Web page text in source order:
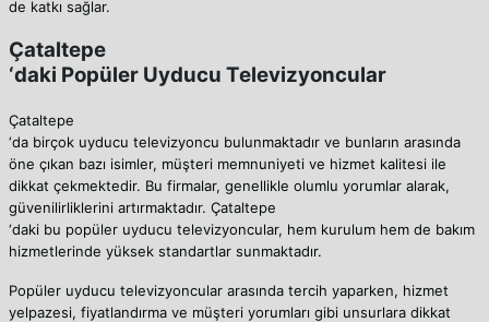
de katkı sağlar.
Çataltepe
‘daki Popüler Uyducu Televizyoncular
Çataltepe
‘da birçok uyducu televizyoncu bulunmaktadır ve bunların arasında
öne çıkan bazı isimler, müşteri memnuniyeti ve hizmet kalitesi ile
dikkat çekmektedir. Bu firmalar, genellikle olumlu yorumlar alarak,
güvenilirliklerini artırmaktadır. Çataltepe
‘daki bu popüler uyducu televizyoncular, hem kurulum hem de bakım
hizmetlerinde yüksek standartlar sunmaktadır.
Popüler uyducu televizyoncular arasında tercih yaparken, hizmet
yelpazesi, fiyatlandırma ve müşteri yorumları gibi unsurlara dikkat